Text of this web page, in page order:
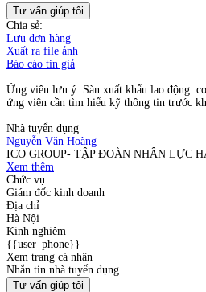
Tư vấn giúp tôi
Chia sẻ:
Lưu đơn hàng
Xuất ra file ảnh
Báo cáo tin giả
Ứng viên lưu ý: Sàn xuất khẩu lao động
ứng viên cần tìm hiểu kỹ thông tin trước
Nhà tuyển dụng
Nguyễn Văn Hoàng
ICO GROUP- TẬP ĐOÀN NHÂN LỰC
Xem thêm
Chức vụ
Giám đốc kinh doanh
Địa chỉ
Hà Nội
Kinh nghiệm
{{user_phone}}
Xem trang cá nhân
Nhắn tin nhà tuyển dụng
Tư vấn giúp tôi